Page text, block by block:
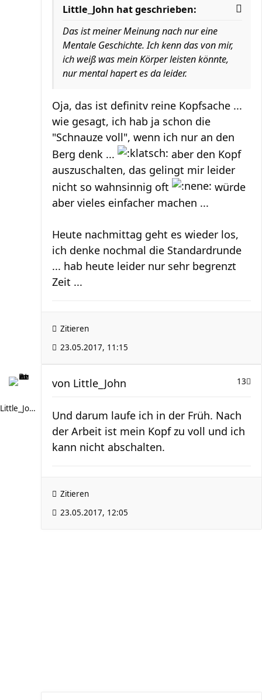
Little_John hat geschrieben:
Das ist meiner Meinung nach nur eine
Mentale Geschichte. Ich kenn das von mir,
ich weiß was mein Körper leisten könnte,
nur mental hapert es da leider.
Oja, das ist definitv reine Kopfsache ...
wie gesagt, ich hab ja schon die
"Schnauze voll", wenn ich nur an den
Berg denk ...
aber den Kopf
auszuschalten, das gelingt mir leider
nicht so wahnsinnig oft
würde
aber vieles einfacher machen ...
Heute nachmittag geht es wieder los,
ich denke nochmal die Standardrunde
... hab heute leider nur sehr begrenzt
Zeit ...
Zitieren
23.05.2017, 11:15
Little_John
13
von Little_John
Und darum laufe ich in der Früh. Nach
der Arbeit ist mein Kopf zu voll und ich
kann nicht abschalten.
Zitieren
23.05.2017, 12:05